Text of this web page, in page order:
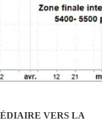
VERS LA